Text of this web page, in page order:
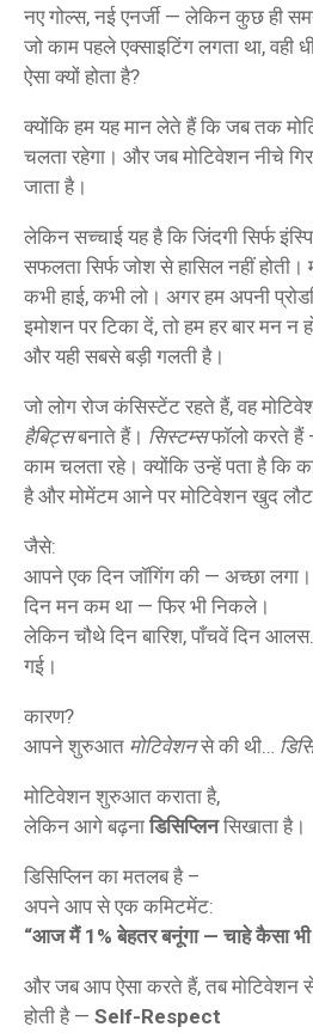
नए गोल्स, नई एनर्जी — लेकिन कुछ ही
जो काम पहले एक्साइटिंग लगता था, वही
ऐसा क्यों होता है?
क्योंकि हम यह मान लेते हैं कि जब तक
चलता रहेगा। और जब मोटिवेशन नीचे
जाता है।
लेकिन सच्चाई यह है कि जिंदगी सिर्फ
सफलता सिर्फ जोश से हासिल नहीं
कभी हाई, कभी लो। अगर हम अपनी
इमोशन पर टिका दें, तो हम हर बार मन न
और यही सबसे बड़ी गलती है।
जो लोग रोज कंसिस्टेंट रहते हैं, वह
हैबिट्सबनाते हैं। सिस्टम्सफॉलो करते हैं
काम चलता रहे। क्योंकि उन्हें पता है कि
है और मोमेंटम आने पर मोटिवेशन खुद
जैसे:
आपने एक दिन जॉगिंग की — अच्छा
दिन मन कम था — फिर भी निकले।
लेकिन चौथे दिन बारिश, पाँचवें दिन
गई।
कारण?
आपने शुरुआत मोटिवेशनसे की थी…
मोटिवेशन शुरुआत कराता है,
लेकिन आगे बढ़नाडिसिप्लिनसिखाता है।
डिसिप्लिन का मतलब है –
अपने आप से एक कमिटमेंट:
“आज मैं 1% बेहतर बनूंगा — चाहे कैसा
और जब आप ऐसा करते हैं, तब मोटिवेशन से
होती है — Self-Respect